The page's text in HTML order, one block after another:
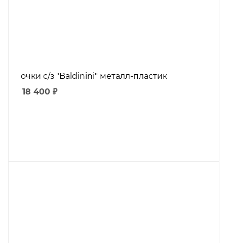
очки с/з "Baldinini" металл-пластик
18 400 ₽